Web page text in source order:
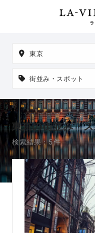
への出張撮影も可能です。
東京
街並み・スポット
東京の街並み・
検索結果：5件